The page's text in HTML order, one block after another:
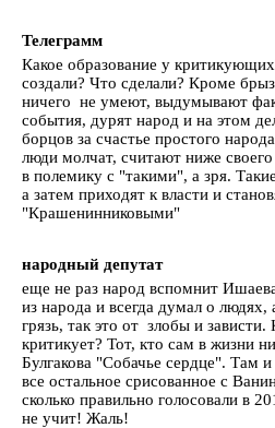
Телеграмм
Какое образование у
создали? Что сделали? Кроме
ничего не умеют, выдумывают
события, дурят народ и на этом
борцов за счастье простого
люди молчат, считают ниже своего
в полемику с "такими", а зря.
а затем приходят к власти и
"Крашенинниковыми"
народный депутат
еще не раз народ вспомнит
из народа и всегда думал о людях,
грязь, так это от злобы и
критикует? Тот, кто сам в жизни
Булгакова "Собачье сердце". Там
все остальное срисованное с
сколько правильно голосовали в
не учит! Жаль!